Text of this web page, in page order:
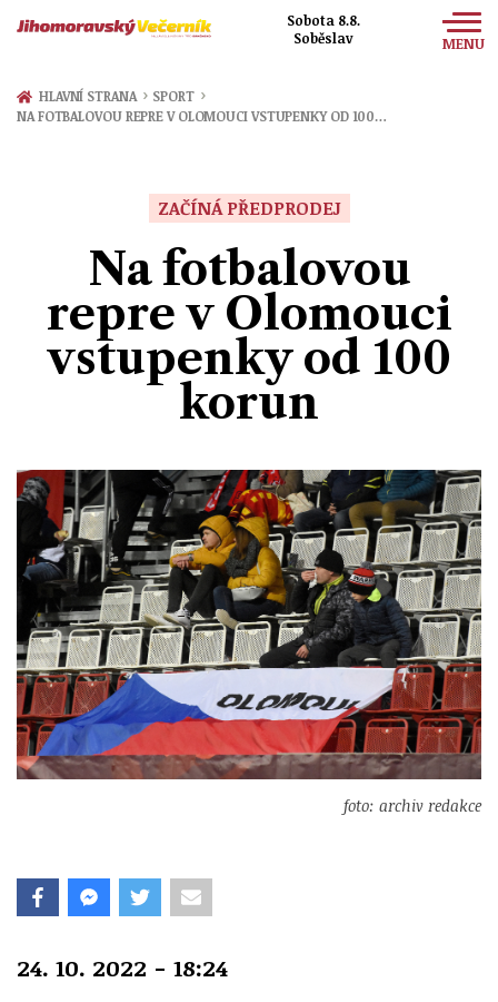
Sobota 8.8.
Soběslav
MENU
Zprávy
HLAVNÍ STRANA › SPORT ›
NA FOTBALOVOU REPRE V OLOMOUCI VSTUPENKY OD 100…
ZAČÍNÁ PŘEDPRODEJ
Na fotbalovou
repre v Olomouci
vstupenky od 100
korun
foto: archiv redakce
24. 10. 2022 - 18:24